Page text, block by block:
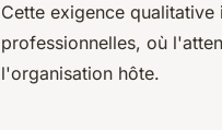
Cette exigence
professionnelles, où
l'organisation hôte.